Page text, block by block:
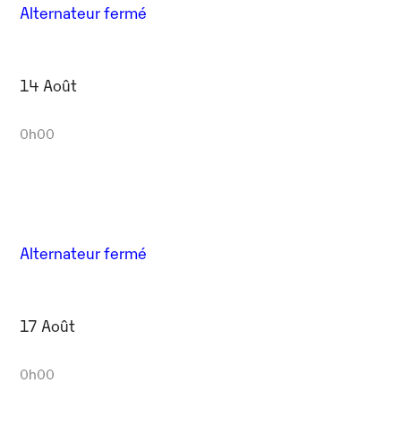
Alternateur fermé
14 Août
0h00
Alternateur fermé
17 Août
0h00